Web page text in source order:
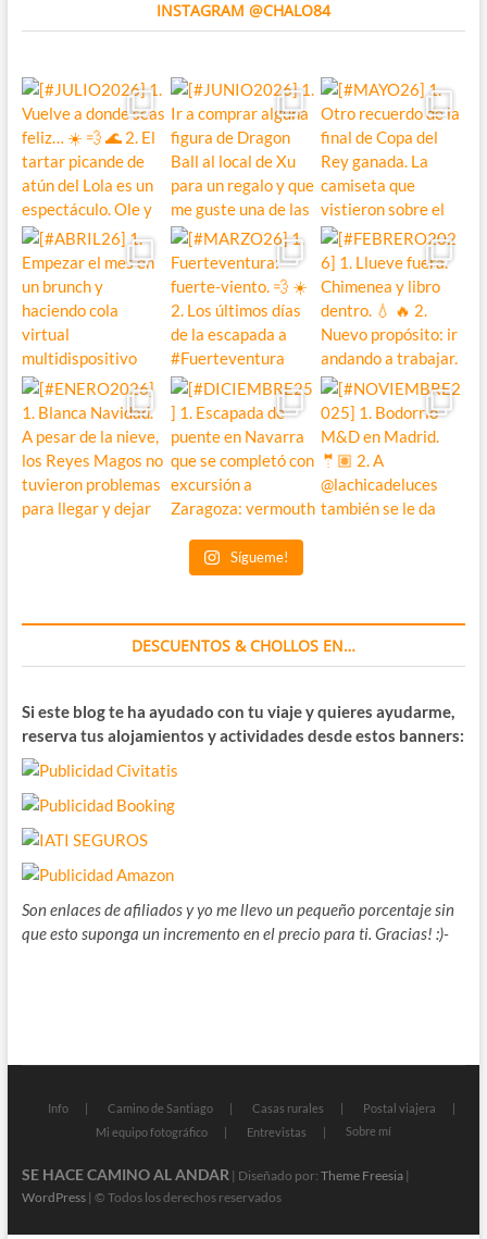
INSTAGRAM @CHALO84
Sígueme!
DESCUENTOS & CHOLLOS EN…
Si este blog te ha ayudado con tu viaje y quieres ayudarme,
reserva tus alojamientos y actividades desde estos banners:
Son enlaces de afiliados y yo me llevo un pequeño porcentaje sin
que esto suponga un incremento en el precio para ti. Gracias! :)-
Info Camino de Santiago Casas rurales
Postal viajera
Mi equipo fotográfico
Entrevistas Sobre mí
SE HACE CAMINO AL ANDAR| Diseñado por: Theme Freesia|
WordPress| © Todos los derechos reservados